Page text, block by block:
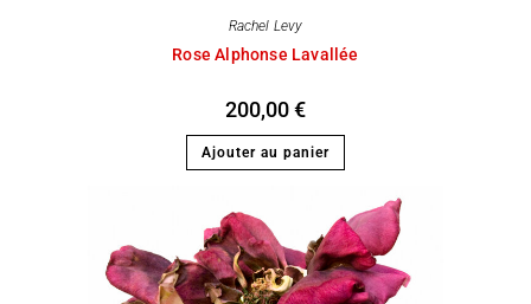
Rachel Levy
Rose Alphonse Lavallée
200,00€
Ajouter au panier